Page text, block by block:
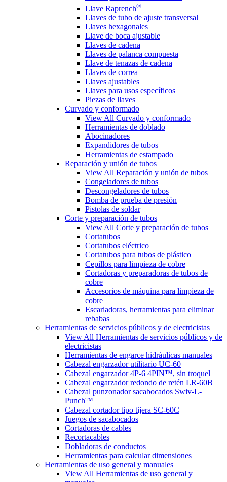
Llave Raprench®
Llaves de tubo de ajuste transversal
Llaves hexagonales
Llave de boca ajustable
Llaves de cadena
Llaves de palanca compuesta
Llave de tenazas de cadena
Llaves de correa
Llaves ajustables
Llaves para usos específicos
Piezas de llaves
Curvado y conformado
View All Curvado y conformado
Herramientas de doblado
Abocinadores
Expandidores de tubos
Herramientas de estampado
Reparación y unión de tubos
View All Reparación y unión de tubos
Congeladores de tubos
Descongeladores de tubos
Bomba de prueba de presión
Pistolas de soldar
Corte y preparación de tubos
View All Corte y preparación de tubos
Cortatubos
Cortatubos eléctrico
Cortatubos para tubos de plástico
Cepillos para limpieza de cobre
Cortadoras y preparadoras de tubos de
cobre
Accesorios de máquina para limpieza de
cobre
Escariadoras, herramientas para eliminar
rebabas
Herramientas de servicios públicos y de electricistas
View All Herramientas de servicios públicos y de
electricistas
Herramientas de engarce hidráulicas manuales
Cabezal engarzador utilitario UC-60
Cabezal engarzador 4P-6 4PIN™, sin troquel
Cabezal engarzador redondo de retén LR-60B
Cabezal punzonador sacabocados Swiv-L-
Punch™
Cabezal cortador tipo tijera SC-60C
Juegos de sacabocados
Cortadoras de cables
Recortacables
Dobladoras de conductos
Herramientas para calcular dimensiones
Herramientas de uso general y manuales
View All Herramientas de uso general y